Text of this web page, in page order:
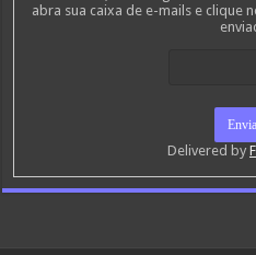
abra sua caixa de e-mails e clique
Delivered by